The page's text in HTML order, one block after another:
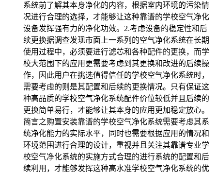
系统前了解其本身净化的内容，根据室内环境的污染情
况进行合理的选择，才能够让这种靠谱的学校空气净化
设备发挥强有力的净化功效。2.考虑设备的稳定性和后
续更换据调查发现市面上一系列的空气净化系统在长期
使用过程中，必须要进行滤芯和各种配件的更换，而学
校大范围下的应用更需要考虑到其更换和改进的后续操
作，因此用户在挑选值得信任的学校空气净化系统时，
需要考虑的则是其配置和后续的更换情况。只有保证这
种高品质的学校空气净化系统配件价位较低并且后续的
更换简单易行，才能够让其本身的应用更加稳定放心。
简言之购置安装靠谱的学校空气净化系统需要考虑其系
统净化能力的实际水平，同时也需要根据应用的情况和
环境范围进行合理的设计，重视并且关注其靠谱专业学
校空气净化系统的实施方式合理的进行系统的配置和后
续利用，才能够发挥这种高水准学校空气净化系统的优